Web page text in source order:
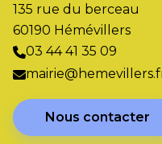
135 rue du berceau
60190 Hémévillers
03 44 41 35 09
Nous contacter